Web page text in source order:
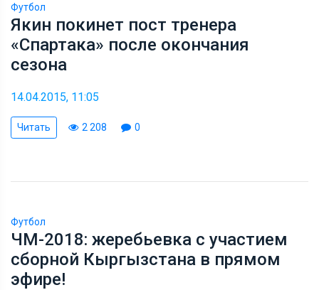
Футбол
Якин покинет пост тренера
«Спартака» после окончания
сезона
14.04.2015, 11:05
Читать 2 208 0
Футбол
ЧМ-2018: жеребьевка с участием
сборной Кыргызстана в прямом
эфире!